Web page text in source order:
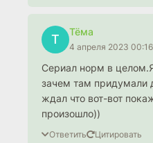
Т
Тёма
4 апреля 2023 00:16
Сериал норм в
зачем там придумали
ждал что вот-вот
произошло))
Ответить Цитировать